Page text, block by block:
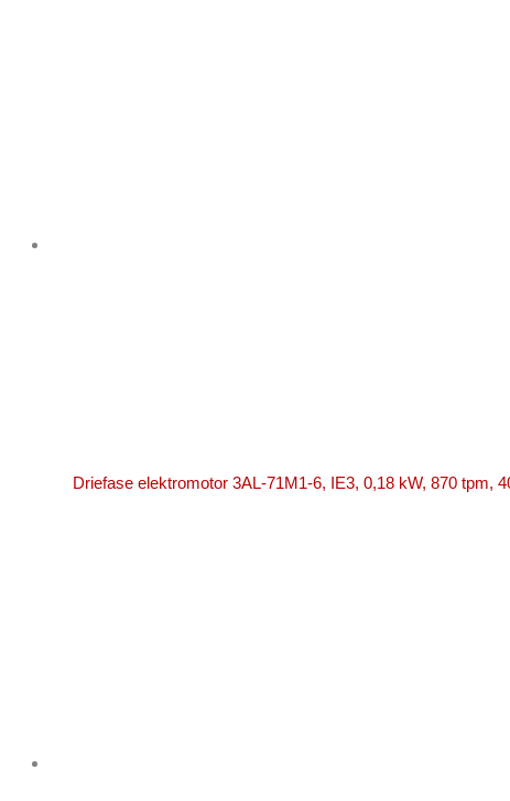
Driefase elektromotor 3AL-71M1-6, IE3, 0,18 kW, 870 tpm,